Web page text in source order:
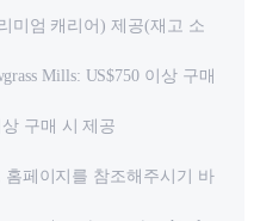
미엄 캐리어) 제공(재고 소
Mills: US$750 이상 구매
상 구매 시 제공
페이지를 참조해주시기 바